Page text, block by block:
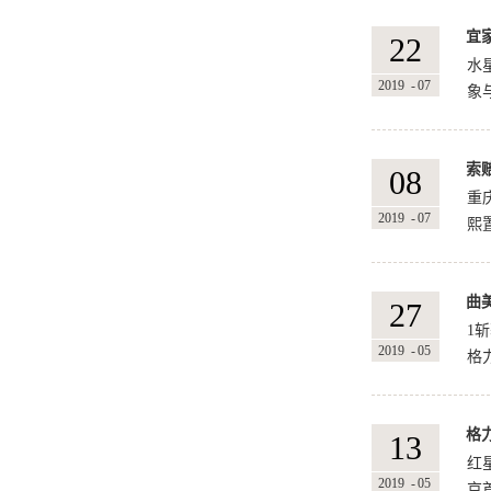
上
始
宜
2019 -07
22
水
象
色
居
索
2019 -07
08
重
熙
家
智
曲
2019 -05
27
1
格
网
日
格
2019 -05
13
红